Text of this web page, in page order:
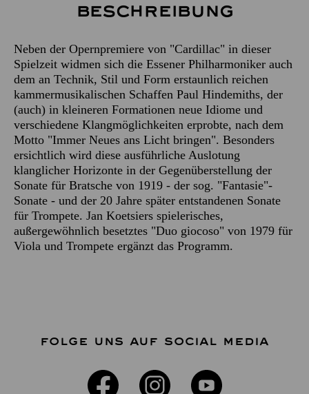
Beschreibung
Neben der Opernpremiere von "Cardillac" in dieser
Spielzeit widmen sich die Essener Philharmoniker auch
dem an Technik, Stil und Form erstaunlich reichen
kammermusikalischen Schaffen Paul Hindemiths, der
(auch) in kleineren Formationen neue Idiome und
verschiedene Klangmöglichkeiten erprobte, nach dem
Motto "Immer Neues ans Licht bringen". Besonders
ersichtlich wird diese ausführliche Auslotung
klanglicher Horizonte in der Gegenüberstellung der
Sonate für Bratsche von 1919 - der sog. "Fantasie"-
Sonate - und der 20 Jahre später entstandenen Sonate
für Trompete. Jan Koetsiers spielerisches,
außergewöhnlich besetztes "Duo giocoso" von 1979 für
Viola und Trompete ergänzt das Programm.
FOLGE UNS AUF SOCIAL MEDIA